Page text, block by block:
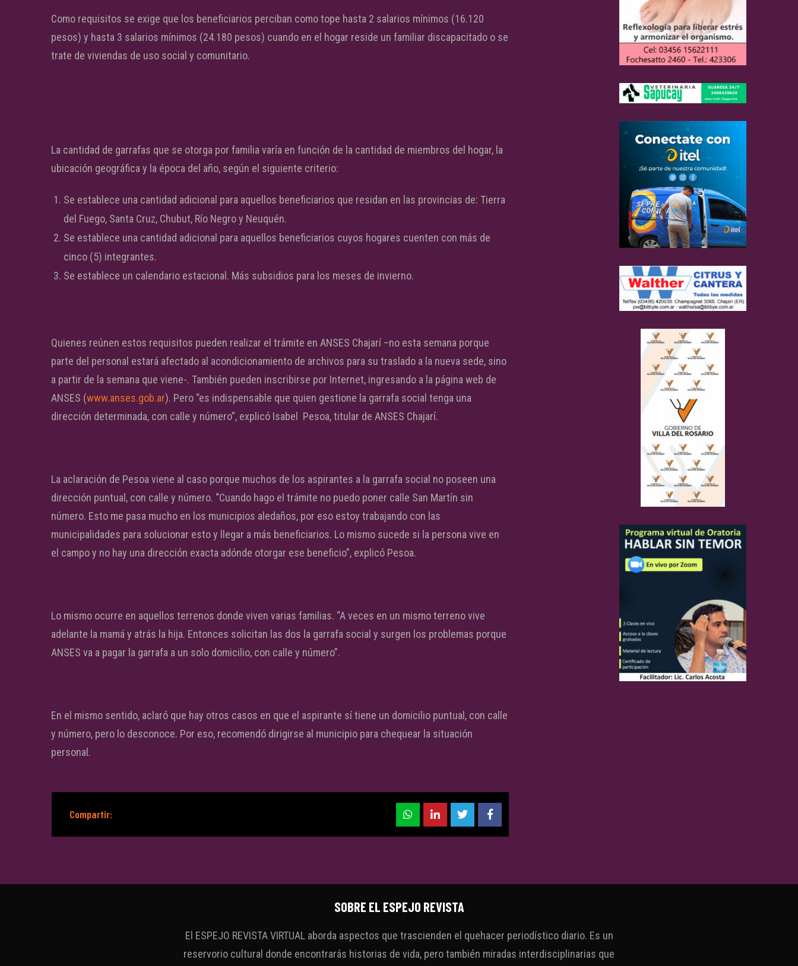
Como requisitos se exige que los beneficiarios perciban como tope hasta 2 salarios mínimos (16.120
pesos) y hasta 3 salarios mínimos (24.180 pesos) cuando en el hogar reside un familiar discapacitado o se
trate de viviendas de uso social y comunitario.
La cantidad de garrafas que se otorga por familia varía en función de la cantidad de miembros del hogar, la
ubicación geográfica y la época del año, según el siguiente criterio:
Se establece una cantidad adicional para aquellos beneficiarios que residan en las provincias de: Tierra
del Fuego, Santa Cruz, Chubut, Río Negro y Neuquén.
Se establece una cantidad adicional para aquellos beneficiarios cuyos hogares cuenten con más de
cinco (5) integrantes.
Se establece un calendario estacional. Más subsidios para los meses de invierno.
Quienes reúnen estos requisitos pueden realizar el trámite en ANSES Chajarí –no esta semana porque
parte del personal estará afectado al acondicionamiento de archivos para su traslado a la nueva sede, sino
a partir de la semana que viene-. También pueden inscribirse por Internet, ingresando a la página web de
ANSES (www.anses.gob.ar). Pero “es indispensable que quien gestione la garrafa social tenga una
dirección determinada, con calle y número”, explicó Isabel Pesoa, titular de ANSES Chajarí.
La aclaración de Pesoa viene al caso porque muchos de los aspirantes a la garrafa social no poseen una
dirección puntual, con calle y número. “Cuando hago el trámite no puedo poner calle San Martín sin
número. Esto me pasa mucho en los municipios aledaños, por eso estoy trabajando con las
municipalidades para solucionar esto y llegar a más beneficiarios. Lo mismo sucede si la persona vive en
el campo y no hay una dirección exacta adónde otorgar ese beneficio”, explicó Pesoa.
Lo mismo ocurre en aquellos terrenos donde viven varias familias. “A veces en un mismo terreno vive
adelante la mamá y atrás la hija. Entonces solicitan las dos la garrafa social y surgen los problemas porque
ANSES va a pagar la garrafa a un solo domicilio, con calle y número”.
En el mismo sentido, aclaró que hay otros casos en que el aspirante sí tiene un domicilio puntual, con calle
y número, pero lo desconoce. Por eso, recomendó dirigirse al municipio para chequear la situación
personal.
Compartir:
SOBRE EL ESPEJO REVISTA
El ESPEJO REVISTA VIRTUAL aborda aspectos que trascienden el quehacer periodístico diario. Es un
reservorio cultural donde encontrarás historias de vida, pero también miradas interdisciplinarias que